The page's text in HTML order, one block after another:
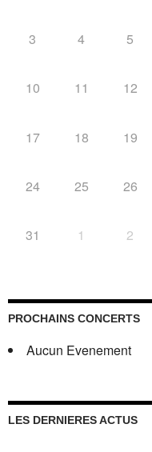
3 4 5
10 11 12
17 18 19
24 25 26
31 1 2
PROCHAINS CONCERTS
Aucun Evenement
LES DERNIERES ACTUS